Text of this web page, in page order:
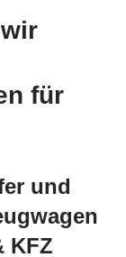
für
und
KFZ